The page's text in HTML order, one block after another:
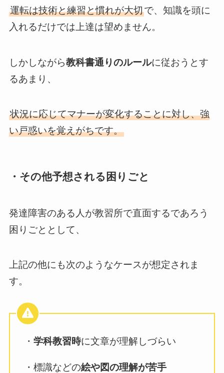
運転は技術と練習と慣れが大切で、知識を頭に
入れるだけでは上達は望めません。
しかしながら教科書通りのルールに従おうとす
るあまり、
状況に応じてマナーが変化することに対し、強
い戸惑いを覚えがちです。
・その他予想される困りごと
発達障害のある人が教習所で直面するであろう
困りごととして、
上記の他にも次のようなケースが想定されま
す。
・学科教習時に文章が理解しづらい
・標識などの絵や図の理解が苦手